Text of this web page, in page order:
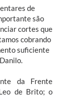
de
são
cortes que
cobrando
suficiente
da Frente
de Brito; o